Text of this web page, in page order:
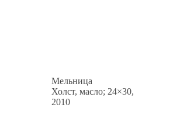
Мельница
Холст, масло; 24×30,
2010